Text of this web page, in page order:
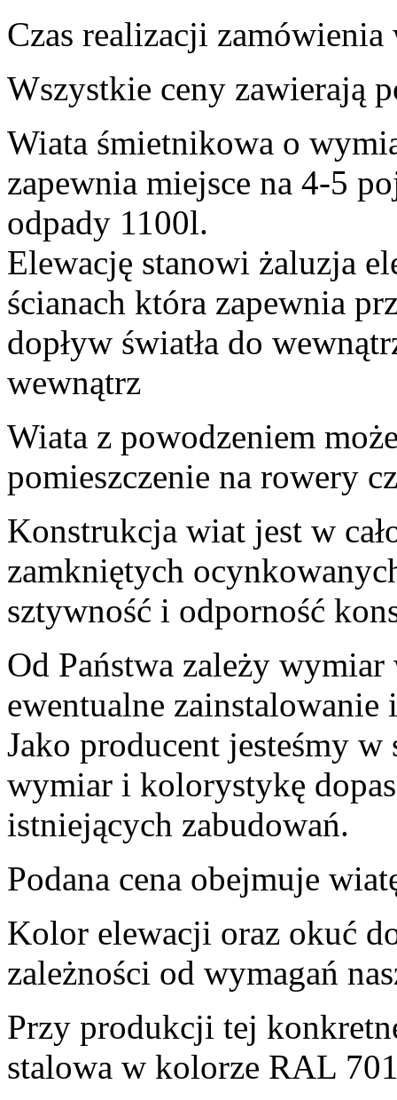
Czas realizacji
Wszystkie ceny zawierają
Wiata śmietnikowa o
zapewnia miejsce na 4-5
odpady 1100l.
Elewację stanowi żaluzja
ścianach która zapewnia
dopływ światła do
wewnątrz
Wiata z powodzeniem
pomieszczenie na rowery
Konstrukcja wiat jest w
zamkniętych
sztywność i odporność
Od Państwa zależy
ewentualne
Jako producent jesteśmy
wymiar i kolorystykę
istniejących zabudowań.
Podana cena obejmuje
Kolor elewacji oraz okuć
zależności od wymagań
Przy produkcji tej
stalowa w kolorze RAL